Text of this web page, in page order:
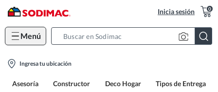
Inicia sesión 0
Menú
location-
Ingresa tu ubicación
Asesoría Constructor Deco Hogar Tipos de Entrega